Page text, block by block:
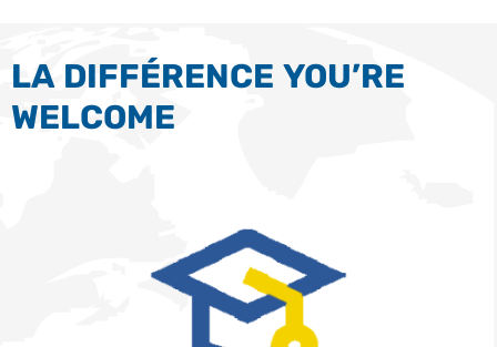
LA DIFFÉRENCE YOU’RE
WELCOME